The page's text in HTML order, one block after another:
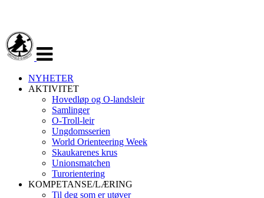
navigasjon
NYHETER
AKTIVITET
Hovedløp og O-landsleir
Samlinger
O-Troll-leir
Ungdomsserien
World Orienteering Week
Skaukarenes krus
Unionsmatchen
Turorientering
KOMPETANSE/LÆRING
Til deg som er utøver